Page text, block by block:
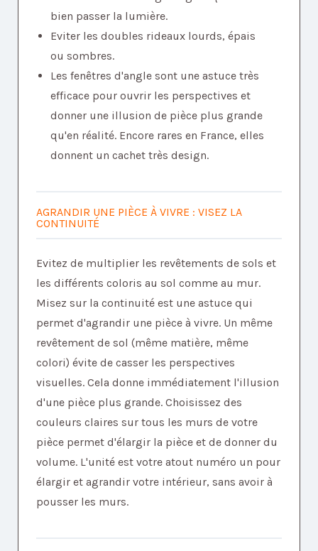
bien passer la lumière.
Eviter les doubles rideaux lourds, épais
ou sombres.
Les fenêtres d'angle sont une astuce très
efficace pour ouvrir les perspectives et
donner une illusion de pièce plus grande
qu'en réalité. Encore rares en France, elles
donnent un cachet très design.
AGRANDIR UNE PIÈCE À VIVRE : VISEZ LA
CONTINUITÉ
Evitez de multiplier les revêtements de sols et
les différents coloris au sol comme au mur.
Misez sur la continuité est une astuce qui
permet d'agrandir une pièce à vivre. Un même
revêtement de sol (même matière, même
colori) évite de casser les perspectives
visuelles. Cela donne immédiatement l'illusion
d'une pièce plus grande. Choisissez des
couleurs claires sur tous les murs de votre
pièce permet d'élargir la pièce et de donner du
volume. L'unité est votre atout numéro un pour
élargir et agrandir votre intérieur, sans avoir à
pousser les murs.